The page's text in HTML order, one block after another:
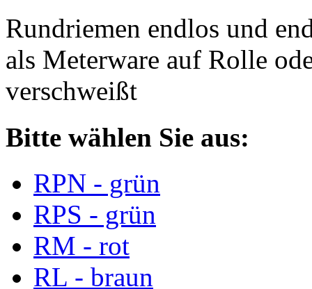
Rundriemen endlos und
als Meterware auf Rolle
verschweißt
Bitte wählen Sie aus:
RPN - grün
RPS - grün
RM - rot
RL - braun